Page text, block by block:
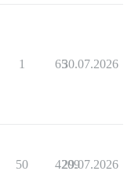
1 6530.07.2026
50 4209
29.07.2026